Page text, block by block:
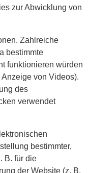
zur Abwicklung von
Zahlreiche
bestimmte
funktionieren würden
von Videos).
des
verwendet
bestimmter,
B. für die
der Website (z. B.